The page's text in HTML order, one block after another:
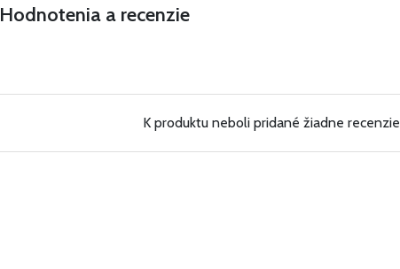
Hodnotenia a recenzie
K produktu neboli pridané žiadne recenzie